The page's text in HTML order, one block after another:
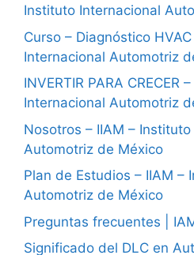
Instituto Internacional
Curso – Diagnóstico
Internacional Automotriz
INVERTIR PARA CRECER
Internacional Automotriz
Nosotros – IIAM –
Automotriz de México
Plan de Estudios – IIAM –
Automotriz de México
Preguntas frecuentes |
Significado del DLC en